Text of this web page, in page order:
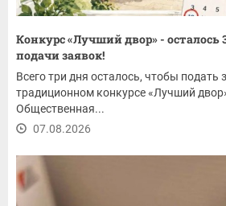
Конкурс «Лучший двор» - осталось
подачи заявок!
Всего три дня осталось, чтобы подать
традиционном конкурсе «Лучший
Общественная...
07.08.2026